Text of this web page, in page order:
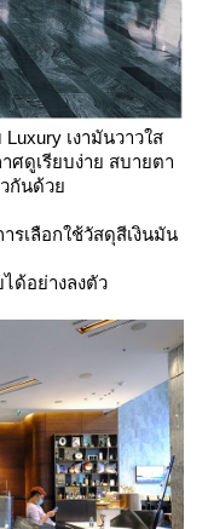
เงามันวาวใส
ศดูเรียบง่าย สบายตา
วกันด้ว
รเลือกใช้วัสดุสีเงินมัน
ด้อย่างลงตัว